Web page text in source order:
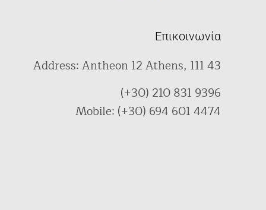
Επικοινωνία
Address: Antheon 12 Athens, 111 43
(+30) 210 831 9396
Mobile: (+30) 694 601 4474